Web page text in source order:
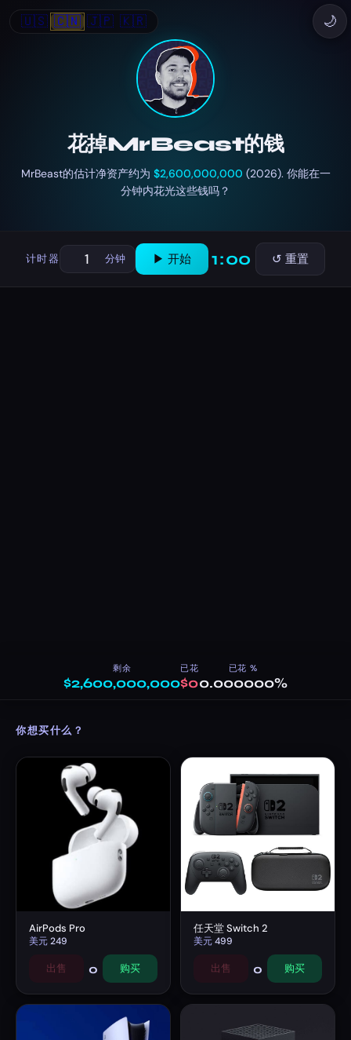
🇺🇸 🇨🇳 🇯🇵 🇰🇷 🌙
花掉MrBeast的钱
MrBeast的估计净资产约为 $2,600,000,000 (2026). 你能在一
分钟内花光这些钱吗？
计时器 分钟 ▶ 开始 1:00 ↺ 重置
剩余
$2,600,000,000
已花
$0
已花 %
0.000000%
你想买什么？
AirPods Pro
美元249
出售 0 购买
任天堂 Switch 2
美元499
出售 0 购买